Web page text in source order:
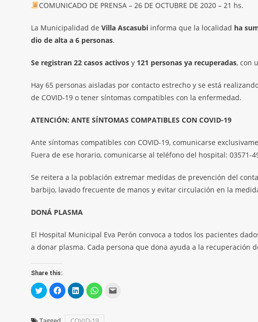
COMUNICADO DE PRENSA – 26 DE OCTUBRE DE 2020 – 21 hs.
La Municipalidad de Villa Ascasubi informa que la localidad ha
dio de alta a 6 personas.
Se registran 22 casos activos y 121 personas ya recuperadas, con
Hay 65 personas aisladas por contacto estrecho y se está
de COVID-19 o tener síntomas compatibles con la enfermedad.
ATENCIÓN: ANTE SÍNTOMAS COMPATIBLES CON COVID-19
Ante síntomas compatibles con COVID-19, comunicarse
Fuera de ese horario, comunicarse al teléfono del hospital: 03571-
Se reitera a la población extremar medidas de prevención del
barbijo, lavado frecuente de manos y evitar circulación en la
DONÁ PLASMA
El Hospital Municipal Eva Perón convoca a todos los pacientes
a donar plasma. Cada persona que dona ayuda a la recuperación
Share this:
Click
to
share
(Opens
Click
to
share
(Opens
Click
to
share
(Opens
Click
to